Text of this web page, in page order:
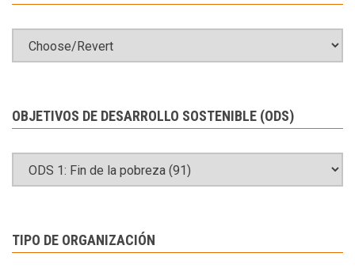
OBJETIVOS DE DESARROLLO SOSTENIBLE (ODS)
TIPO DE ORGANIZACIÓN